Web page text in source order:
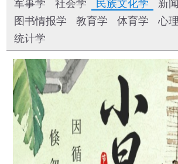
军事学
社会学 民族文化学
新
图书情报学
教育学 体育学 心
统计学